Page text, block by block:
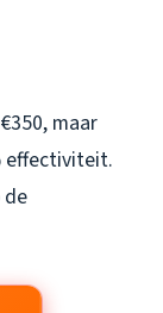
maar
effectiviteit.
de